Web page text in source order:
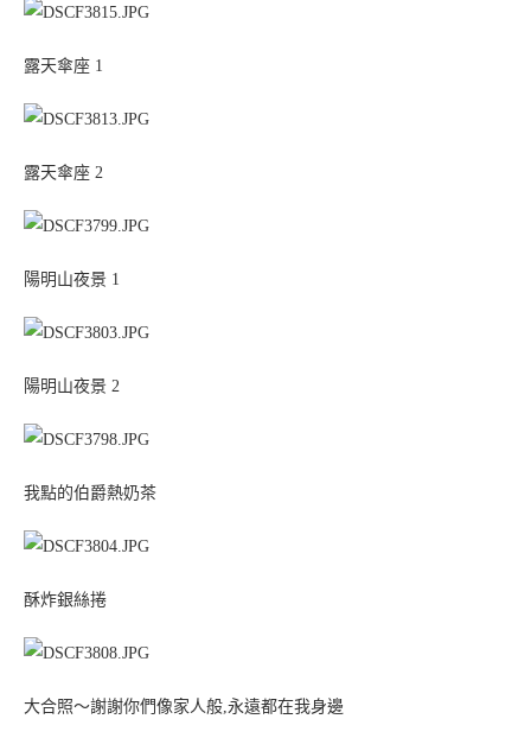
露天傘座 1
露天傘座 2
陽明山夜景 1
陽明山夜景 2
我點的伯爵熱奶茶
酥炸銀絲捲
大合照～謝謝你們像家人般,永遠都在我身邊